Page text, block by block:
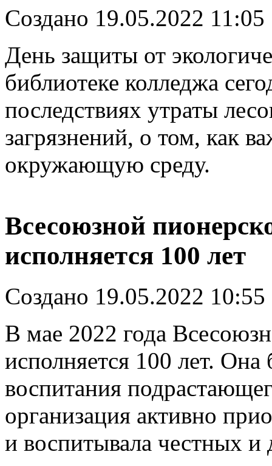
Создано 19.05.2022 11:05
День защиты от
библиотеке колледжа
последствиях утраты
загрязнений, о том, как
окружающую среду.
Всесоюзной
исполняется 100 лет
Создано 19.05.2022 10:55
В мае 2022 года
исполняется 100 лет.
воспитания
организация активно
и воспитывала честных